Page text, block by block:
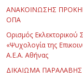
ΑΝΑΚΟΙΝΩΣΗΣ
ΟΠΑ
Ορισμός Εκλεκτορικού
«Ψυχολογία της
Α.Ε.Α. Αθήνας
ΔΙΚΑΙΩΜΑ